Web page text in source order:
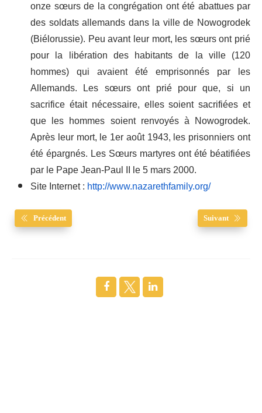
onze sœurs de la congrégation ont été abattues par
des soldats allemands dans la ville de Nowogrodek
(Biélorussie). Peu avant leur mort, les sœurs ont prié
pour la libération des habitants de la ville (120
hommes) qui avaient été emprisonnés par les
Allemands. Les sœurs ont prié pour que, si un
sacrifice était nécessaire, elles soient sacrifiées et
que les hommes soient renvoyés à Nowogrodek.
Après leur mort, le 1er août 1943, les prisonniers ont
été épargnés. Les Sœurs martyres ont été béatifiées
par le Pape Jean-Paul II le 5 mars 2000.
Site Internet :http://www.nazarethfamily.org/
Précédent Suivant